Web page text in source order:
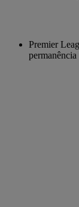
Premier
permanência